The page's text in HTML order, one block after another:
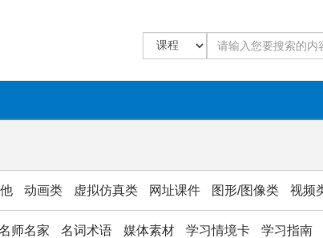
动画类 虚拟仿真类 网址课件 图形/图像类 视频
师名家 名词术语 媒体素材 学习情境卡 学习指南